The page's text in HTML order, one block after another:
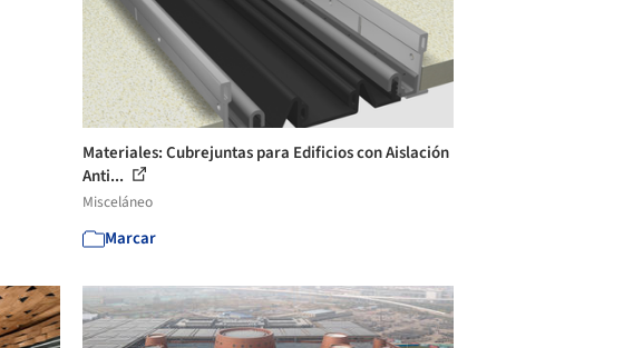
Materiales: Cubrejuntas para Edificios con Aislación
Anti...
Misceláneo
Marcar